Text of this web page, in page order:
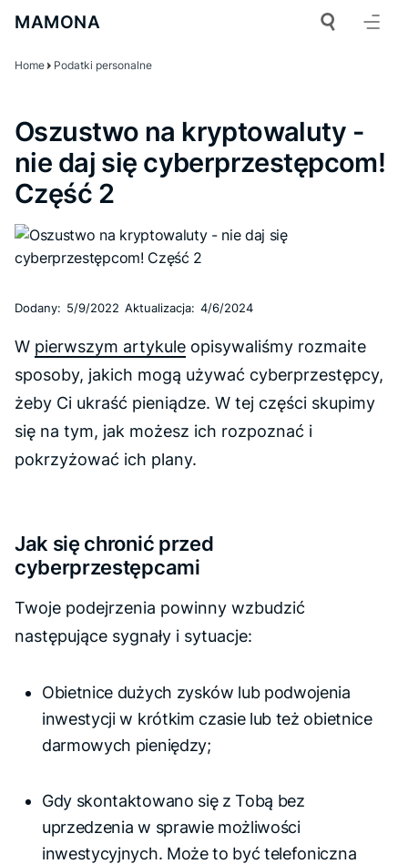
MAMONA
Home Podatki personalne
Oszustwo na kryptowaluty -
nie daj się cyberprzestępcom!
Część 2
Dodany: 5/9/2022 Aktualizacja: 4/6/2024
W pierwszym artykule opisywaliśmy rozmaite
sposoby, jakich mogą używać cyberprzestępcy,
żeby Ci ukraść pieniądze. W tej części skupimy
się na tym, jak możesz ich rozpoznać i
pokrzyżować ich plany.
Jak się chronić przed
cyberprzestępcami
Twoje podejrzenia powinny wzbudzić
następujące sygnały i sytuacje:
Obietnice dużych zysków lub podwojenia
inwestycji w krótkim czasie lub też obietnice
darmowych pieniędzy;
Gdy skontaktowano się z Tobą bez
uprzedzenia w sprawie możliwości
inwestycyjnych. Może to być telefoniczna